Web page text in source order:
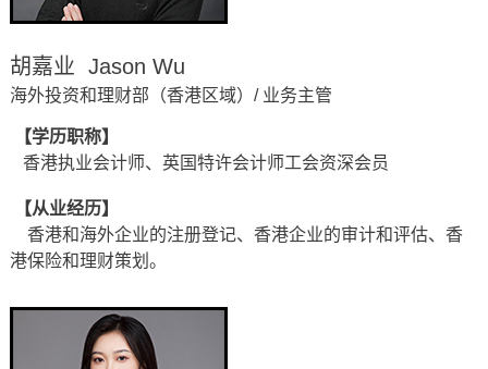
胡嘉业 Jason Wu
海外投资和理财部（香港区域）/ 业务主管
【学历职称】
香港执业会计师、英国特许会计师工会资深会员
【从业经历】
香港和海外企业的注册登记、香港企业的审计和评估、香
港保险和理财策划。